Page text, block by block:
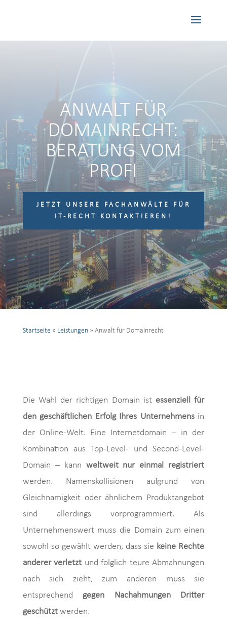
ANWALT FÜR
DOMAINRECHT:
BERATUNG VOM
PROFI
JETZT UNSERE FACHANWÄLTE FÜR
IT-RECHT KONTAKTIEREN!
Startseite» Leistungen» Anwalt für Domainrecht
Die Wahl der richtigen Domain ist essenziell für
den geschäftlichen Erfolg Ihres Unternehmensin
der Online-Welt. Eine Internetdomain – in der
Kombination aus Top-Level- und Second-Level-
Domain – kann weltweit nur einmal registriert
werden. Namenskollisionen aufgrund von
Gleichnamigkeit oder ähnlichem Produktangebot
sind allerdings vorprogrammiert. Als
Unternehmenswert muss die Domain zum einen
sowohl so gewählt werden, dass sie keine Rechte
anderer verletzt und folglich teure Abmahnungen
nach sich zieht, zum anderen muss sie
entsprechendgegen Nachahmungen Dritter
geschütztwerden.